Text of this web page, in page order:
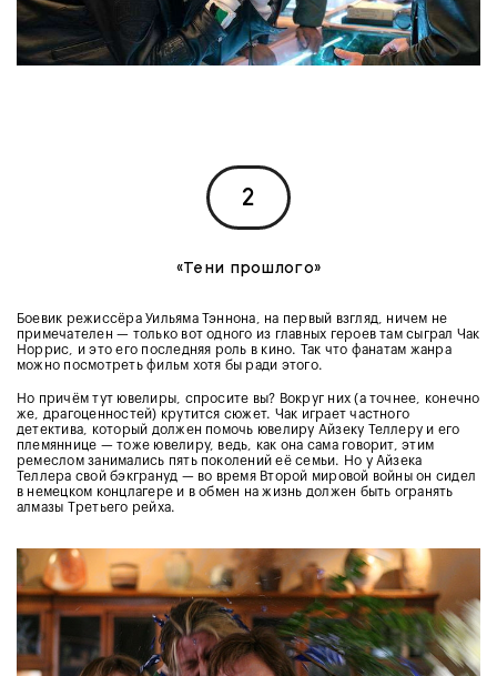
2
«Тени прошлого»
Боевик режиссёра Уильяма Тэннона, на первый взгляд, ничем не
примечателен — только вот одного из главных героев там сыграл Чак
Норрис, и это его последняя роль в кино. Так что фанатам жанра
можно посмотреть фильм хотя бы ради этого.
Но причём тут ювелиры, спросите вы? Вокруг них (а точнее, конечно
же, драгоценностей) крутится сюжет. Чак играет частного
детектива, который должен помочь ювелиру Айзеку Теллеру и его
племяннице — тоже ювелиру, ведь, как она сама говорит, этим
ремеслом занимались пять поколений её семьи. Но у Айзека
Теллера свой бэкгрануд — во время Второй мировой войны он сидел
в немецком концлагере и в обмен на жизнь должен быть огранять
алмазы Третьего рейха.